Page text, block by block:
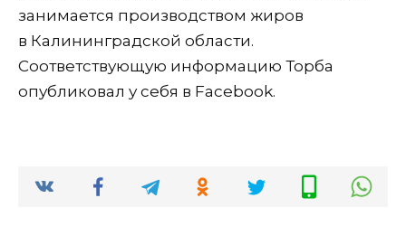
занимается производством жиров
в Калининградской области.
Соответствующую информацию Торба
опубликовал у себя в Facebook.